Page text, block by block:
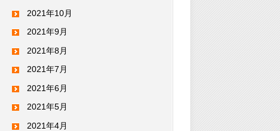
2021年10月
2021年9月
2021年8月
2021年7月
2021年6月
2021年5月
2021年4月